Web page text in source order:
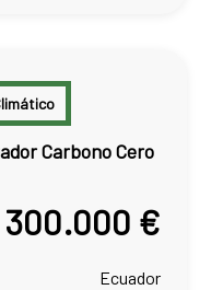
Carbono Cero
300.000 €
Ecuador